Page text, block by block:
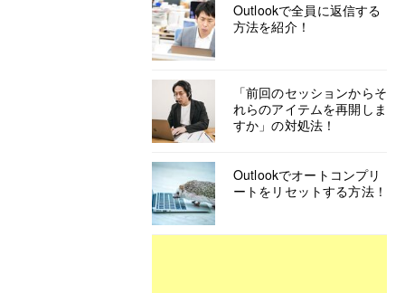
Outlookで全員に返信する
方法を紹介！
「前回のセッションからそ
れらのアイテムを再開しま
すか」の対処法！
Outlookでオートコンプリ
ートをリセットする方法！